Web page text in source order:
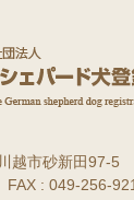
越市砂新田97-5
: 049-256-